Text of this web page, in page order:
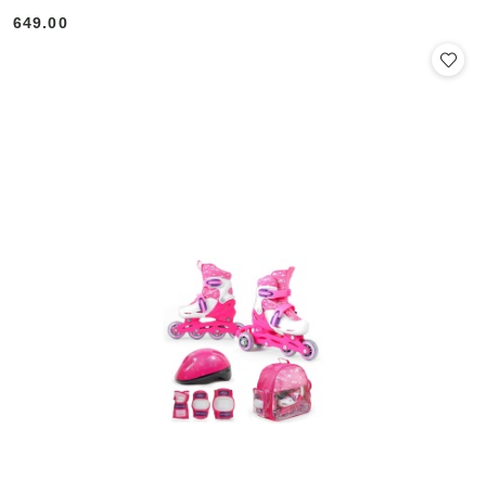
Cena:
649.00